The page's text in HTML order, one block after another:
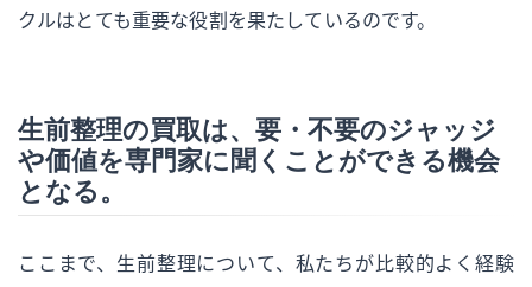
クルはとても重要な役割を果たしているのです。
生前整理の買取は、要・不要のジャッジ
や価値を専門家に聞くことができる機会
となる。
ここまで、生前整理について、私たちが比較的よく経験